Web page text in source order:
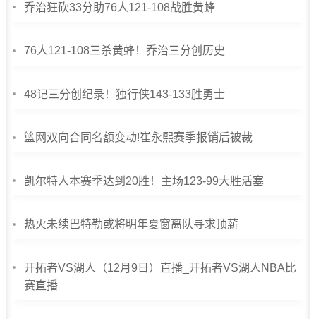
乔治狂砍33分助76人121-108战胜黄蜂
76人121-108三杀黄蜂！乔治三分创历史
48记三分创纪录！独行侠143-133胜勇士
篮网双向合同名额变动!崔永熙赛季报销后被裁
凯尔特人本赛季达到20胜！主场123-99大胜活塞
热火未续巴特勒或将明年夏窗离队寻求顶薪
开拓者VS湖人（12月9日）直播_开拓者VS湖人NBA比
赛直播